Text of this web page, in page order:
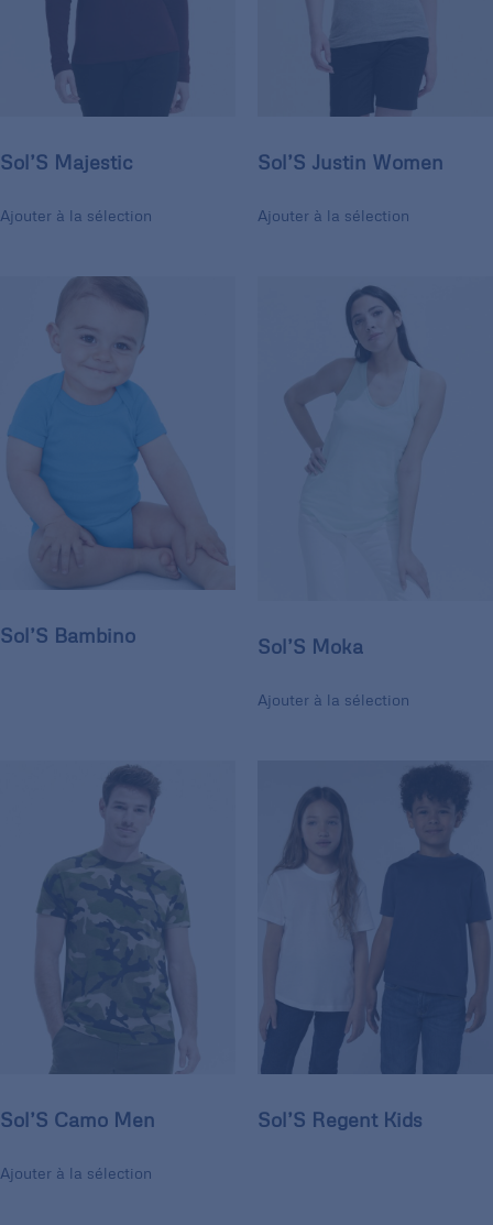
Sol’S Majestic
Ajouter à la sélection
Sol’S Justin Women
Ajouter à la sélection
Sol’S Bambino Sol’S Moka
Ajouter à la sélection
Sol’S Camo Men
Ajouter à la sélection
Sol’S Regent Kids